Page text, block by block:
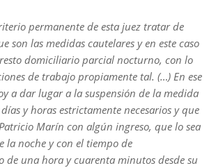
permanente de esta juez tratar de
son las medidas cautelares y en este caso
domiciliario parcial nocturno, con lo
de trabajo propiamente tal. (…) En ese
a dar lugar a la suspensión de la medida
y horas estrictamente necesarios y que
Marín con algún ingreso, que lo sea
la noche y con el tiempo de
de una hora y cuarenta minutos desde su